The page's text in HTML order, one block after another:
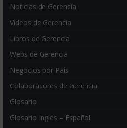
Noticias de Gerencia
Videos de Gerencia
Libros de Gerencia
Webs de Gerencia
Negocios por País
Colaboradores de Gerencia
Glosario
Glosario Inglés – Español